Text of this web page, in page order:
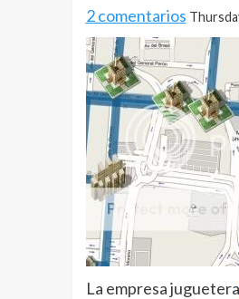
2 comentarios
La empresa juguetera